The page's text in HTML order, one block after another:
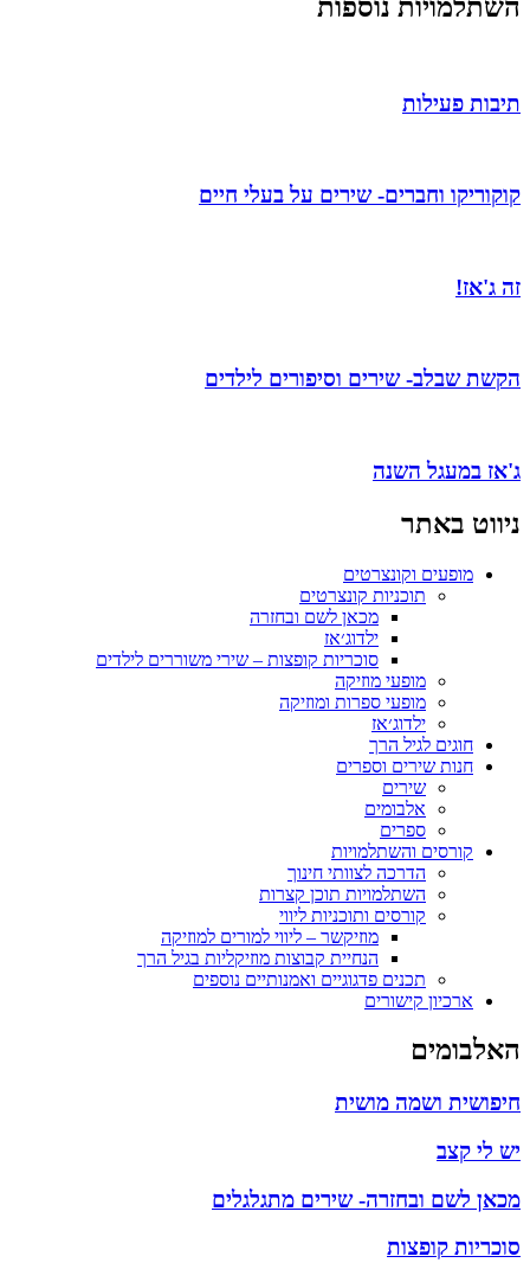
נוספות
פעילות
וחברים- שירים על בעלי חיים
ג'אז!
שבלב- שירים וסיפורים לילדים
במעגל השנה
באתר
מופעים וקונצרטים
תוכניות קונצרטים
מכאן לשם ובחזרה
ילדוג׳אז
סוכריות קופצות – שירי משוררים לילדים
מופעי מוזיקה
מופעי ספרות ומוזיקה
ילדוג׳אז
חוגים לגיל הרך
חנות שירים וספרים
שירים
אלבומים
ספרים
קורסים והשתלמויות
הדרכה לצוותי חינוך
השתלמויות תוכן קצרות
קורסים ותוכניות ליווי
מוזיקשר – ליווי למורים למוזיקה
הנחיית קבוצות מוזיקליות בגיל הרך
תכנים פדגוגיים ואמנותיים נוספים
ארכיון קישורים
ושמה מושית
לי קצב
לשם ובחזרה- שירים מתגלגלים
קופצות